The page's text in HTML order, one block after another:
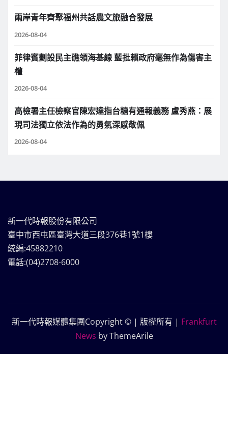
兩岸青年齊聚福州共話農文旅融合發展
2026-08-04
菲律賓劃設民主礁領海基線 藍批賴政府毫無作為傷害主
權
2026-08-04
高檢署主任檢察官陳宏達指台糖有通報義務 盧秀燕：展
現司法獨立依法作為的勇氣深感敬佩
2026-08-04
新一代時報股份有限公司
臺中市西屯區臺灣大道三段376巷1號1樓
統編:45882210
電話:(04)2708-6000
新一代時報媒體集團Copyright © | 版權所有 | Frankfurt
News by ThemeArile